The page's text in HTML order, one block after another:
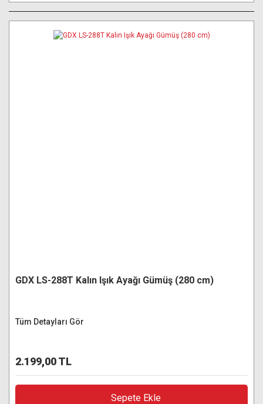
GDX LS-288T Kalın Işık Ayağı Gümüş (280 cm)
Tüm Detayları Gör
2.199,00 TL
Sepete Ekle